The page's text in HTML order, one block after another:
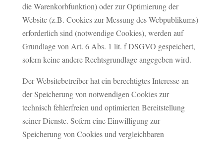
die Warenkorbfunktion) oder zur Optimierung der
Website (z.B. Cookies zur Messung des Webpublikums)
erforderlich sind (notwendige Cookies), werden auf
Grundlage von Art. 6 Abs. 1 lit. f DSGVO gespeichert,
sofern keine andere Rechtsgrundlage angegeben wird.
Der Websitebetreiber hat ein berechtigtes Interesse an
der Speicherung von notwendigen Cookies zur
technisch fehlerfreien und optimierten Bereitstellung
seiner Dienste. Sofern eine Einwilligung zur
Speicherung von Cookies und vergleichbaren